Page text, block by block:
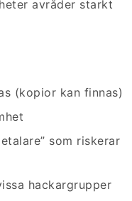
avråder starkt
(kopior kan finnas)
som riskerar
hackargrupper